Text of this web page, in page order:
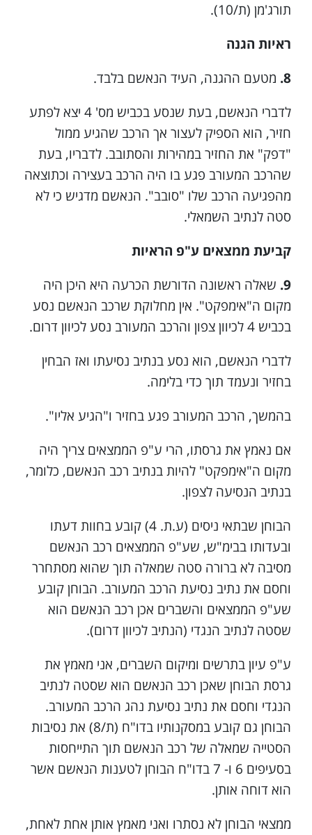
תורג'מן (ת/10).
ראיות הגנה
8. מטעם ההגנה, העיד הנאשם בלבד.
לדברי הנאשם, בעת שנסע בכביש מס' 4 יצא לפתע
חזיר, הוא הספיק לעצור אך הרכב שהגיע ממול
"דפק" את החזיר במהירות והסתובב. לדבריו, בעת
שהרכב המעורב פגע בו היה הרכב בעצירה וכתוצאה
מהפגיעה הרכב שלו "סובב". הנאשם מדגיש כי לא
סטה לנתיב השמאלי.
קביעת ממצאים ע"פ הראיות
9. שאלה ראשונה הדורשת הכרעה היא היכן היה
מקום ה"אימפקט". אין מחלוקת שרכב הנאשם נסע
בכביש 4 לכיוון צפון והרכב המעורב נסע לכיוון דרום.
לדברי הנאשם, הוא נסע בנתיב נסיעתו ואז הבחין
בחזיר ונעמד תוך כדי בלימה.
בהמשך, הרכב המעורב פגע בחזיר ו"הגיע אליו".
אם נאמץ את גרסתו, הרי ע"פ הממצאים צריך היה
מקום ה"אימפקט" להיות בנתיב רכב הנאשם, כלומר,
בנתיב הנסיעה לצפון.
הבוחן שבתאי ניסים (ע.ת. 4) קובע בחוות דעתו
ובעדותו בבימ"ש, שע"פ הממצאים רכב הנאשם
מסיבה לא ברורה סטה שמאלה תוך שהוא מסתחרר
וחסם את נתיב נסיעת הרכב המעורב. הבוחן קובע
שע"פ הממצאים והשברים אכן רכב הנאשם הוא
שסטה לנתיב הנגדי (הנתיב לכיוון דרום).
ע"פ עיון בתרשים ומיקום השברים, אני מאמץ את
גרסת הבוחן שאכן רכב הנאשם הוא שסטה לנתיב
הנגדי וחסם את נתיב נסיעת נהג הרכב המעורב.
הבוחן גם קובע במסקנותיו בדו"ח (ת/8) את נסיבות
הסטייה שמאלה של רכב הנאשם תוך התייחסות
בסעיפים 6 ו- 7 בדו"ח הבוחן לטענות הנאשם אשר
הוא דוחה אותן.
ממצאי הבוחן לא נסתרו ואני מאמץ אותן אחת לאחת,